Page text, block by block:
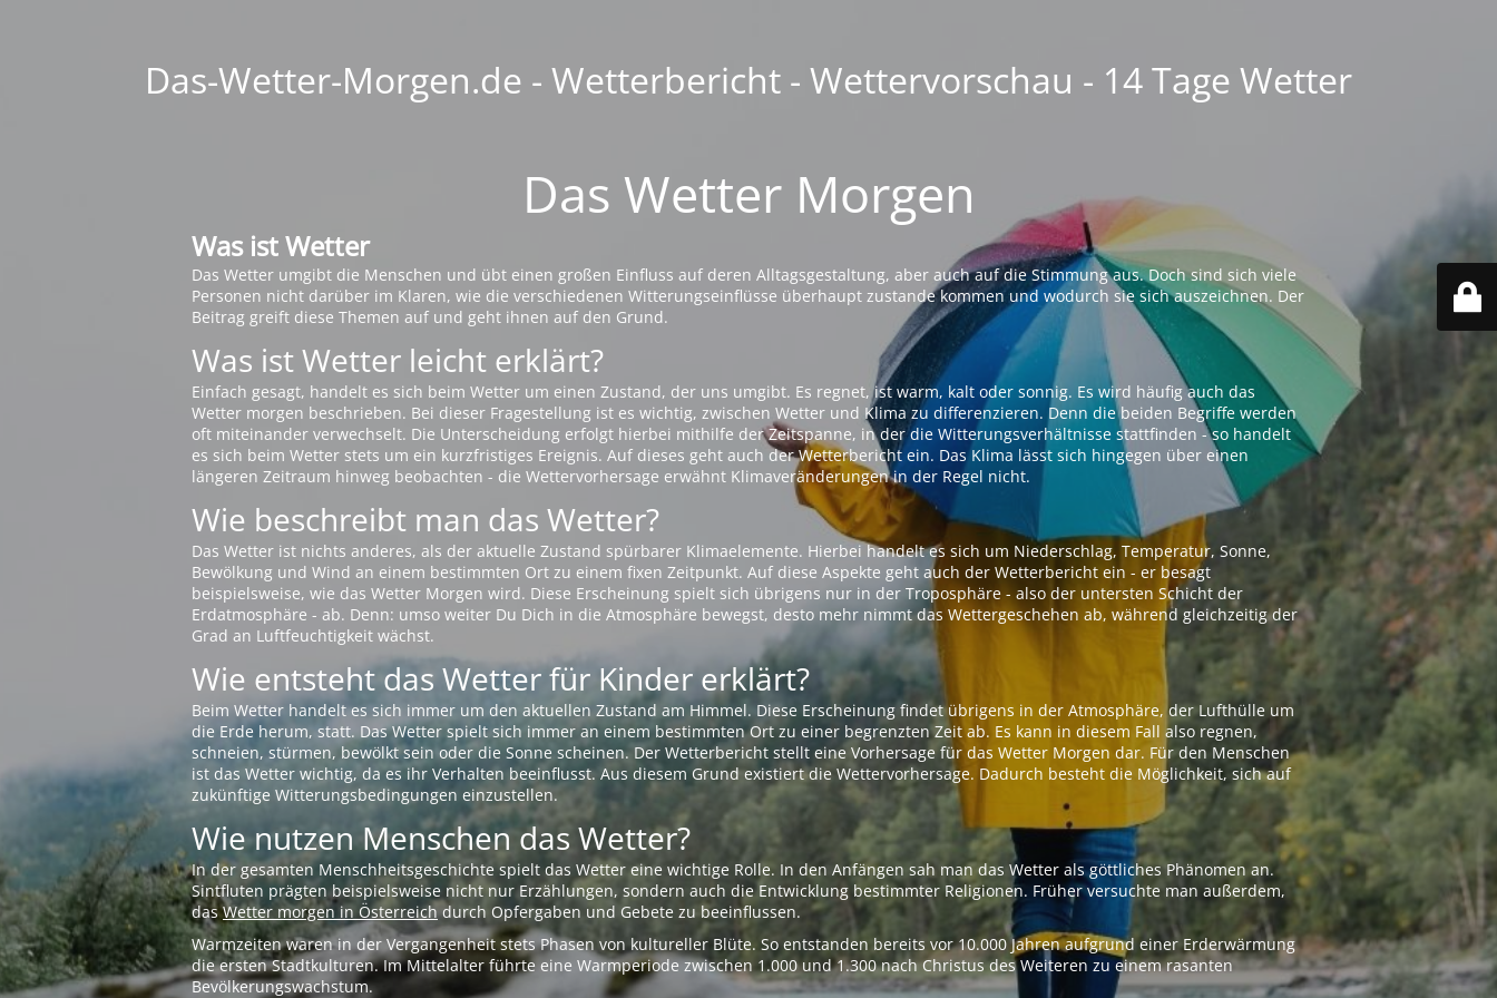
Das-Wetter-Morgen.de - Wetterbericht - Wettervorschau - 14 Tage Wetter
Das Wetter Morgen
Was ist Wetter
Das Wetter umgibt die Menschen und übt einen großen Einfluss auf deren Alltagsgestaltung, aber auch auf die Stimmung aus. Doch sind sich viele
Personen nicht darüber im Klaren, wie die verschiedenen Witterungseinflüsse überhaupt zustande kommen und wodurch sie sich auszeichnen. Der
Beitrag greift diese Themen auf und geht ihnen auf den Grund.
Was ist Wetter leicht erklärt?
Einfach gesagt, handelt es sich beim Wetter um einen Zustand, der uns umgibt. Es regnet, ist warm, kalt oder sonnig. Es wird häufig auch das
Wetter morgen beschrieben. Bei dieser Fragestellung ist es wichtig, zwischen Wetter und Klima zu differenzieren. Denn die beiden Begriffe werden
oft miteinander verwechselt. Die Unterscheidung erfolgt hierbei mithilfe der Zeitspanne, in der die Witterungsverhältnisse stattfinden - so handelt
es sich beim Wetter stets um ein kurzfristiges Ereignis. Auf dieses geht auch der Wetterbericht ein. Das Klima lässt sich hingegen über einen
längeren Zeitraum hinweg beobachten - die Wettervorhersage erwähnt Klimaveränderungen in der Regel nicht.
Wie beschreibt man das Wetter?
Das Wetter ist nichts anderes, als der aktuelle Zustand spürbarer Klimaelemente. Hierbei handelt es sich um Niederschlag, Temperatur, Sonne,
Bewölkung und Wind an einem bestimmten Ort zu einem fixen Zeitpunkt. Auf diese Aspekte geht auch der Wetterbericht ein - er besagt
beispielsweise, wie das Wetter Morgen wird. Diese Erscheinung spielt sich übrigens nur in der Troposphäre - also der untersten Schicht der
Erdatmosphäre - ab. Denn: umso weiter Du Dich in die Atmosphäre bewegst, desto mehr nimmt das Wettergeschehen ab, während gleichzeitig der
Grad an Luftfeuchtigkeit wächst.
Wie entsteht das Wetter für Kinder erklärt?
Beim Wetter handelt es sich immer um den aktuellen Zustand am Himmel. Diese Erscheinung findet übrigens in der Atmosphäre, der Lufthülle um
die Erde herum, statt. Das Wetter spielt sich immer an einem bestimmten Ort zu einer begrenzten Zeit ab. Es kann in diesem Fall also regnen,
schneien, stürmen, bewölkt sein oder die Sonne scheinen. Der Wetterbericht stellt eine Vorhersage für das Wetter Morgen dar. Für den Menschen
ist das Wetter wichtig, da es ihr Verhalten beeinflusst. Aus diesem Grund existiert die Wettervorhersage. Dadurch besteht die Möglichkeit, sich auf
zukünftige Witterungsbedingungen einzustellen.
Wie nutzen Menschen das Wetter?
In der gesamten Menschheitsgeschichte spielt das Wetter eine wichtige Rolle. In den Anfängen sah man das Wetter als göttliches Phänomen an.
Sintfluten prägten beispielsweise nicht nur Erzählungen, sondern auch die Entwicklung bestimmter Religionen. Früher versuchte man außerdem,
dasWetter morgen in Österreichdurch Opfergaben und Gebete zu beeinflussen.
Warmzeiten waren in der Vergangenheit stets Phasen von kultureller Blüte. So entstanden bereits vor 10.000 Jahren aufgrund einer Erderwärmung
die ersten Stadtkulturen. Im Mittelalter führte eine Warmperiode zwischen 1.000 und 1.300 nach Christus des Weiteren zu einem rasanten
Bevölkerungswachstum.